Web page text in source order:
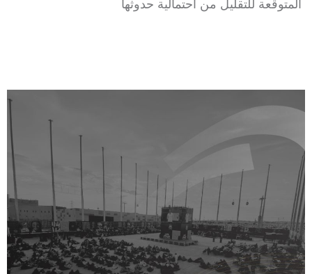
المتوقعة للتقليل من احتمالية حدوثها